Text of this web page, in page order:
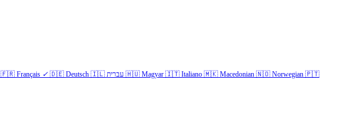
🇫🇷 Français ✓ 🇩🇪 Deutsch 🇮🇱 עברית 🇭🇺 Magyar 🇮🇹 Italiano 🇲🇰 Macedonian 🇳🇴 Norwegian 🇵🇹